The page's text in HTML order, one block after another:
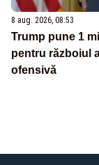
8 aug. 2026, 08:53
Trump pune 1
pentru războiul
ofensivă